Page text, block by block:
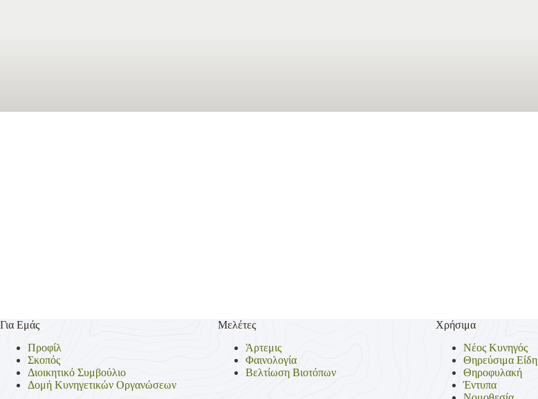
Για Εμάς
Προφίλ
Σκοπός
Διοικητικό Συμβούλιο
Δομή Κυνηγετικών Οργανώσεων
Μελέτες
Άρτεμις
Φαινολογία
Βελτίωση Βιοτόπων
Χρήσιμα
Νέος Κυνηγός
Θηρεύσιμα Είδη
Θηροφυλακή
Έντυπα